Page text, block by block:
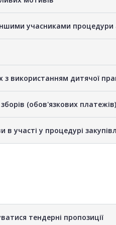
учасниками
використанням дитячої
(обов'язкових платежів)
участі у процедурі
тендерні пропозиції